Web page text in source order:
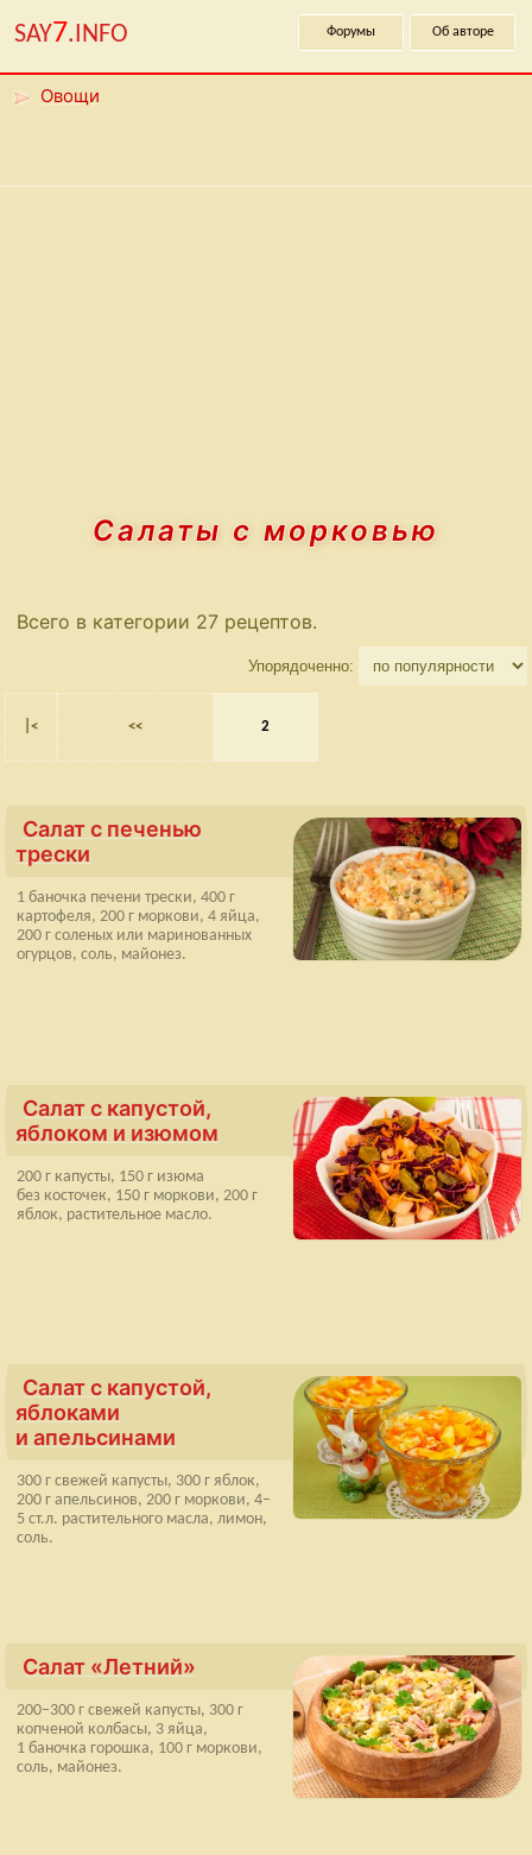
SAY7.INFO Форумы Об авторе
Овощи
Салаты с морковью
Всего в категории 27 рецептов.
Упорядоченно:
|< << 2
Салат с печенью
трески
1 баночка печени трески, 400 г
картофеля, 200 г моркови, 4 яйца,
200 г соленых или маринованных
огурцов, соль, майонез.
Салат с капустой,
яблоком и изюмом
200 г капусты, 150 г изюма
без косточек, 150 г моркови, 200 г
яблок, растительное масло.
Салат с капустой,
яблоками
и апельсинами
300 г свежей капусты, 300 г яблок,
200 г апельсинов, 200 г моркови, 4–
5 ст.л. растительного масла, лимон,
соль.
Салат «Летний»
200–300 г свежей капусты, 300 г
копченой колбасы, 3 яйца,
1 баночка горошка, 100 г моркови,
соль, майонез.